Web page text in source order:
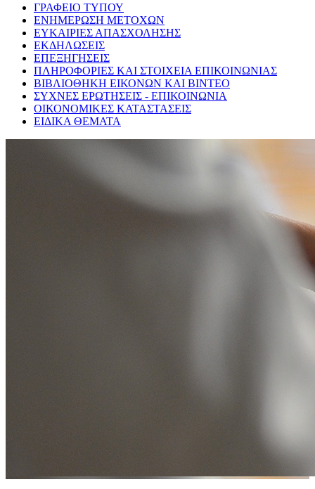
ΓΡΑΦΕΙΟ ΤΥΠΟΥ
ΕΝΗΜΕΡΩΣΗ ΜΕΤΟΧΩΝ
ΕΥΚΑΙΡΙΕΣ ΑΠΑΣΧΟΛΗΣΗΣ
ΕΚΔΗΛΩΣΕΙΣ
ΕΠΕΞΗΓΗΣΕΙΣ
ΠΛΗΡΟΦΟΡΙΕΣ ΚΑΙ ΣΤΟΙΧΕΙΑ ΕΠΙΚΟΙΝΩΝΙΑΣ
ΒΙΒΛΙΟΘΗΚΗ ΕΙΚΟΝΩΝ ΚΑΙ ΒΙΝΤΕΟ
ΣΥΧΝΕΣ ΕΡΩΤΗΣΕΙΣ - ΕΠΙΚΟΙΝΩΝΙΑ
ΟΙΚΟΝΟΜΙΚΕΣ ΚΑΤΑΣΤΑΣΕΙΣ
ΕΙΔΙΚΑ ΘΕΜΑΤΑ